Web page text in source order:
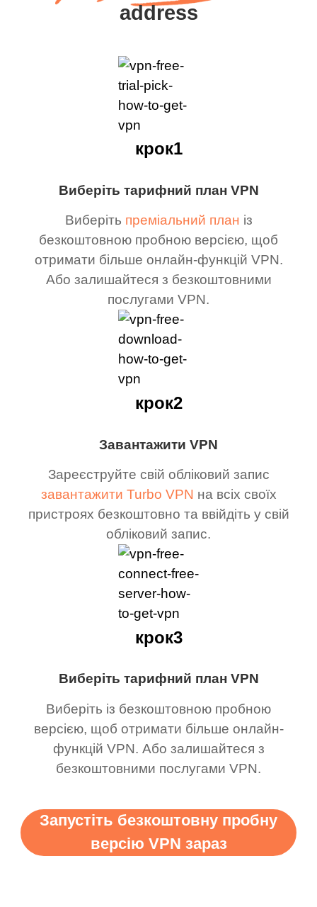
address
Виберіть тарифний план VPN
Виберіть преміальний план із
безкоштовною пробною версією, щоб
отримати більше онлайн-функцій VPN.
Або залишайтеся з безкоштовними
послугами VPN.
крок1
Завантажити VPN
Зареєструйте свій обліковий запис
завантажити Turbo VPN на всіх своїх
пристроях безкоштовно та ввійдіть у свій
обліковий запис.
крок2
Виберіть тарифний план VPN
Виберіть із безкоштовною пробною
версією, щоб отримати більше онлайн-
функцій VPN. Або залишайтеся з
безкоштовними послугами VPN.
крок3
Запустіть безкоштовну пробну
версію VPN зараз